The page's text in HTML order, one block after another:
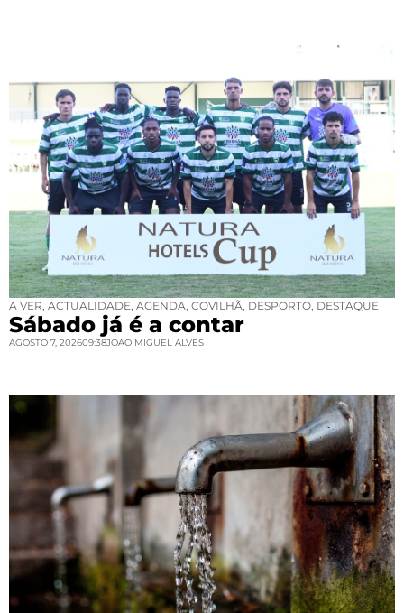
A VER ACTUALIDADE AGENDA COVILHÃ DESPORTO DESTAQUE
Sábado já é a contar
AGOSTO 7, 202609:38JOAO MIGUEL ALVES